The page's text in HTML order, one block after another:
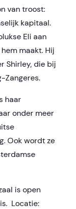
van troost:
kapitaal.
Eli aan
maakt. Hij
Shirley, die bij
Zangeres.
haar
onder meer
Ook wordt ze
is open
Locatie: